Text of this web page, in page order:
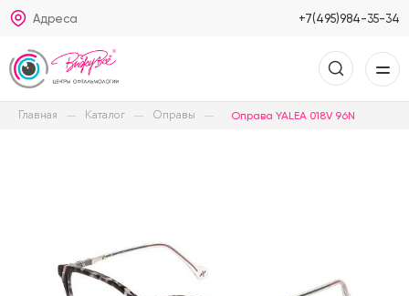
Адреса +7(495)984-35-34
Главная Каталог Оправы Оправа YALEA 018V 96N